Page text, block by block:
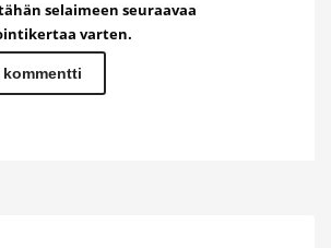
selaimeen seuraavaa
varten.